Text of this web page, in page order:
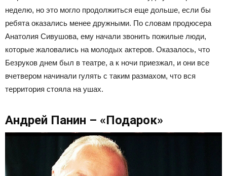
неделю, но это могло продолжиться еще дольше, если бы
ребята оказались менее дружными. По словам продюсера
Анатолия Сивушова, ему начали звонить пожилые люди,
которые жаловались на молодых актеров. Оказалось, что
Безруков днем был в театре, а к ночи приезжал, и они все
вчетвером начинали гулять с таким размахом, что вся
территория стояла на ушах.
Андрей Панин – «Подарок»